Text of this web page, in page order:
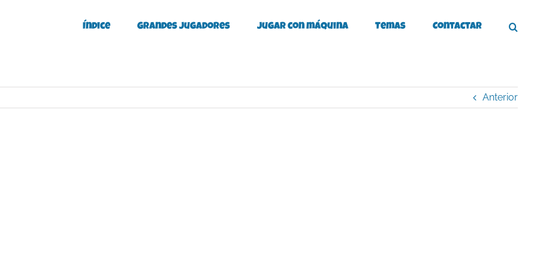
Índice Grandes Jugadores Jugar con máquina Temas Contactar
Anterior